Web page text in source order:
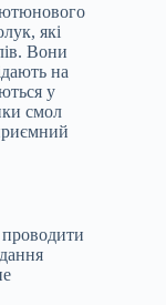
які
Вони
на
у
смол